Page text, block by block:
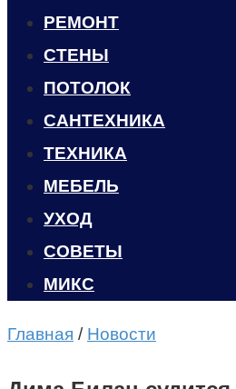
РЕМОНТ
СТЕНЫ
ПОТОЛОК
САНТЕХНИКА
ТЕХНИКА
МЕБЕЛЬ
УХОД
CОВЕТЫ
МИКС
Главная / Новости